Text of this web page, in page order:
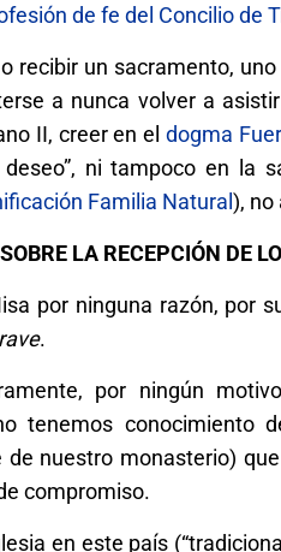
de fe del Concilio de
recibir un sacramento,
a nunca volver a
II, creer en el dogma
ni tampoco en la
Familia Natural), no
LA RECEPCIÓN DE
por ninguna razón, por
.
por ningún
tenemos conocimiento
nuestro monasterio)
compromiso.
en este país